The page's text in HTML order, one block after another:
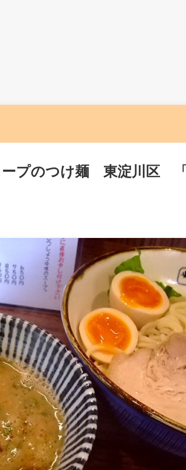
ープのつけ麺 東淀川区